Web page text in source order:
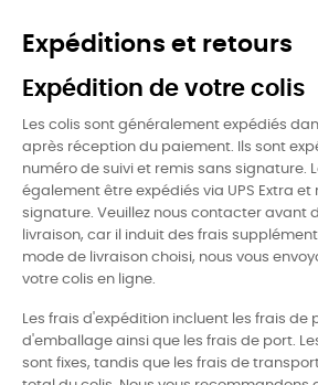
Expéditions et retours
Expédition de votre colis
Les colis sont généralement expédiés
après réception du paiement. Ils sont
numéro de suivi et remis sans signature.
également être expédiés via UPS Extra et
signature. Veuillez nous contacter avant
livraison, car il induit des frais
mode de livraison choisi, nous vous
votre colis en ligne.
Les frais d'expédition incluent les frais de
d'emballage ainsi que les frais de port.
sont fixes, tandis que les frais de